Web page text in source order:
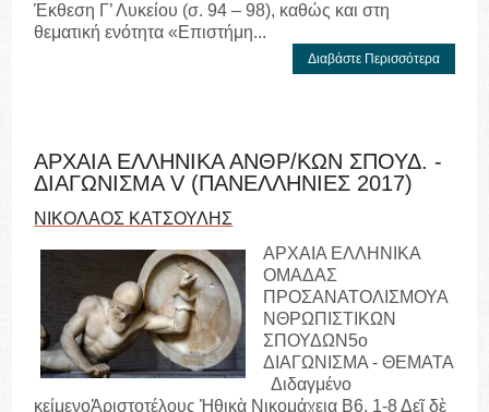
Έκθεση Γ’ Λυκείου (σ. 94 – 98), καθώς και στη
θεματική ενότητα «Επιστήμη...
Διαβάστε Περισσότερα
ΑΡΧΑΙΑ ΕΛΛΗΝΙΚΑ ΑΝΘΡ/ΚΩΝ ΣΠΟΥΔ. -
ΔΙΑΓΩΝΙΣΜΑ V (ΠΑΝΕΛΛΗΝΙΕΣ 2017)
ΝΙΚΟΛΑΟΣ ΚΑΤΣΟΥΛΗΣ
ΑΡΧΑΙΑ ΕΛΛΗΝΙΚΑ
ΟΜΑΔΑΣ
ΠΡΟΣΑΝΑΤΟΛΙΣΜΟΥΑ
ΝΘΡΩΠΙΣΤΙΚΩΝ
ΣΠΟΥΔΩΝ5ο
ΔΙΑΓΩΝΙΣΜΑ - ΘΕΜΑΤΑ
Διδαγμένο
κείμενοἈριστοτέλους Ἠθικὰ Νικομάχεια Β6, 1-8 Δεῖ δὲ